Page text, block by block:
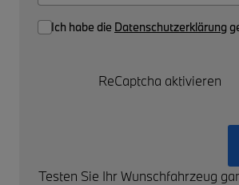
Ich habe die Datenschutzerklärung
ReCaptcha aktivieren
Testen Sie Ihr Wunschfahrzeug